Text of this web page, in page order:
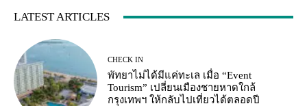
LATEST ARTICLES
CHECK IN
พัทยาไม่ได้มีแค่ทะเล เมื่อ “Event
Tourism” เปลี่ยนเมืองชายหาดใกล้
กรุงเทพฯ ให้กลับไปเที่ยวได้ตลอดปี